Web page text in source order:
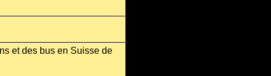
et des bus en Suisse de